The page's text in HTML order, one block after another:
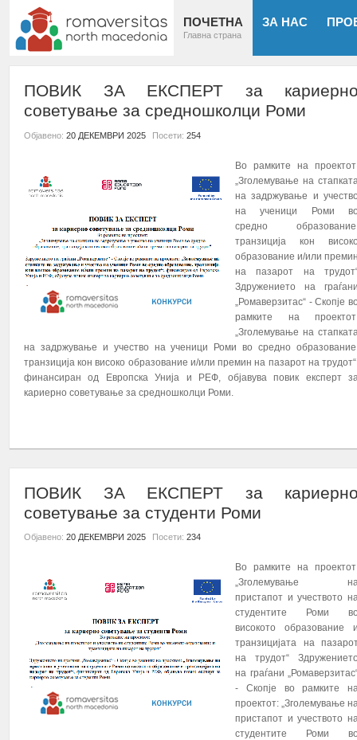
ПОЧЕТНА
Главна страна
ЗА НАС
ПОВИК ЗА ЕКСПЕРТ за
советување за средношколци Роми
Објавено: 20 ДЕКЕМВРИ 2025 Посети: 254
Во рамките на
„Зголемување на
на задржување и
на ученици Роми
средно
транзиција кон
образование и/или
на пазарот на
Здружението на
„Ромаверзитас“ - Скопје
рамките на
„Зголемување на
на задржување и учество на ученици Роми во средно
транзиција кон високо образование и/или премин на пазарот на
финансиран од Европска Унија и РЕФ, објавува повик експерт
кариерно советување за средношколци Роми.
ПОВИК ЗА ЕКСПЕРТ за
советување за студенти Роми
Објавено: 20 ДЕКЕМВРИ 2025 Посети: 234
Во рамките на
„Зголемување
пристапот и учеството
студентите Роми
високото образование
транзицијата на
на трудот“
на граѓани
- Скопје во рамките
проектот: „Зголемување
пристапот и учеството
студентите Роми